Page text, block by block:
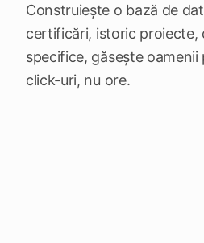
Construiește o bază de
certificări, istoric proiecte,
specifice, găsește
click-uri, nu ore.